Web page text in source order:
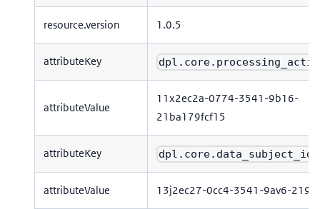
resource.version 1.0.5
attributeKey
attributeValue
11x2ec2a-0774-3541-9b16-
21ba179fcf15
attributeKey dpl.core.data_subject_id
attributeValue 13j2ec27-0cc4-3541-9av6-